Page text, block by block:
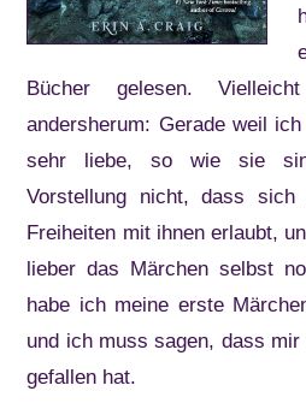
Bücher gelesen.
andersherum: Gerade weil
sehr liebe, so wie sie
Vorstellung nicht, dass
Freiheiten mit ihnen erlaubt,
lieber das Märchen selbst
habe ich meine erste
und ich muss sagen, dass
gefallen hat.